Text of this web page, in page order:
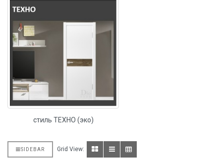
стиль ТЕХНО (эко)
SIDEBAR Grid View: